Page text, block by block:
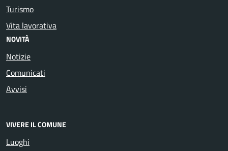
Turismo
Vita lavorativa
NOVITÀ
Notizie
Comunicati
Avvisi
VIVERE IL COMUNE
Luoghi